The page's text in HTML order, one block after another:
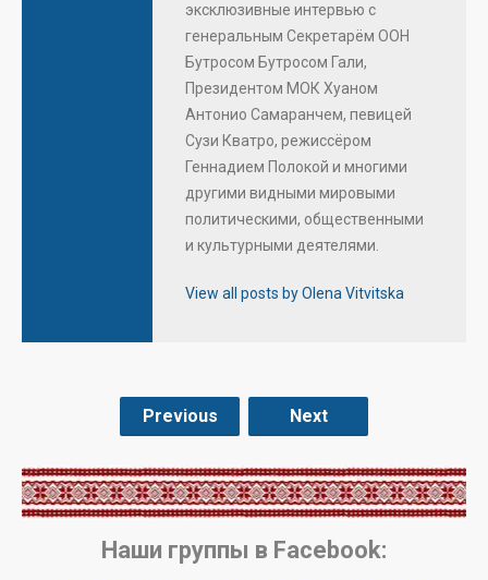
эксклюзивные интервью с
генеральным Секретарём ООН
Бутросом Бутросом Гали,
Президентом МОК Хуаном
Антонио Самаранчем, певицей
Сузи Кватро, режиссёром
Геннадием Полокой и многими
другими видными мировыми
политическими, общественными
и культурными деятелями.
View all posts by Olena Vitvitska
Previous Next
.
Наши группы в Facebook: